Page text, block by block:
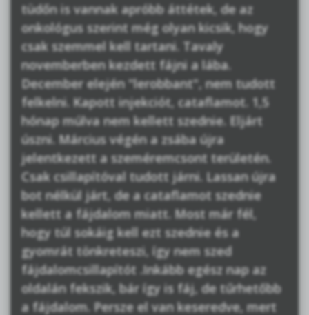
tüdőn is vannak apróbb áttétek, de az
onkológus szerint még olyan kicsik, hogy
csak szemmel kell tartani. Tavaly
novemberben kezdett fájni a lába.
December elején "lerobbant", nem tudott
felkelni. Kapott injekciót, cataflamot. 1,5
hónap múlva nem kellett szednie. Eljárt
úszni. Március végén a zsába újra
jelentkezett a szeméremcsont területén.
Csak csillapítóval tudott járni. Lassan újra
bot nélkül járt, de a cataflamot szednie
kellett a fájdalom miatt. Most már fél,
hogy túl sokáig kell ezt szednie és a
gyomrát tönkreteszi, így nem szed
fájdalomcsillapítót .Inkább egész nap az
oldalán fekszik, bár így is fáj, de tűrhetőbb
a fájdalom. Persze el van keseredve, mert